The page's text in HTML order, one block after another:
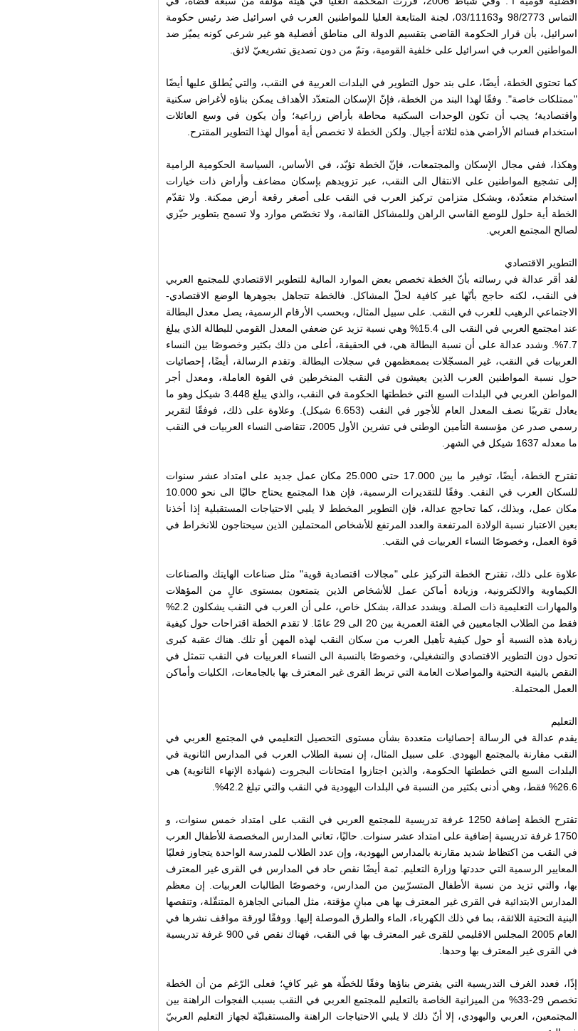
التماس 98/2773 و03/11163، لجنة المتابعة العليا للمواطنين العرب في اسرائيل ضد رئيس حكومة
اسرائيل، بأن قرار الحكومة القاضي بتقسيم الدولة الى مناطق أفضلية هو غير شرعي كونه يميّز ضد
المواطنين العرب في اسرائيل على خلفية القومية، وتمّ من دون تصديق تشريعيّ لائق.
كما تحتوي الخطة، أيضًا، على بند حول التطوير في البلدات العربية في النقب، والتي يُطلق عليها أيضًا
"ممتلكات خاصة". وفقًا لهذا البند من الخطة، فإنّ الإسكان المتعدّد الأهداف يمكن بناؤه لأغراض سكنية
واقتصادية؛ يجب أن تكون الوحدات السكنية محاطة بأراض زراعية؛ وأن يكون في وسع العائلات
استخدام قسائم الأراضي هذه لثلاثة أجيال. ولكن الخطة لا تخصص أية أموال لهذا التطوير المقترح.
وهكذا، ففي مجال الإسكان والمجتمعات، فإنّ الخطة تؤبّد، في الأساس، السياسة الحكومية الرامية
إلى تشجيع المواطنين على الانتقال الى النقب، عبر تزويدهم بإسكان مضاعف وأراض ذات خيارات
استخدام متعدّدة، وبشكل متزامن تركيز العرب في النقب على أصغر رقعة أرض ممكنة. ولا تقدّم
الخطة أية حلول للوضع القاسي الراهن وللمشاكل القائمة، ولا تخصّص موارد ولا تسمح بتطوير حيّزي
لصالح المجتمع العربي.
التطوير الاقتصادي
لقد أقر عدالة في رسالته بأنّ الخطة تخصص بعض الموارد المالية للتطوير الاقتصادي للمجتمع العربي
في النقب، لكنه حاجج بأنّها غير كافية لحلّ المشاكل. فالخطة تتجاهل بجوهرها الوضع الاقتصادي-
الاجتماعي الرهيب للعرب في النقب. على سبيل المثال، وبحسب الأرقام الرسمية، يصل معدل البطالة
عند امجتمع العربي في النقب الى 15.4% وهي نسبة تزيد عن ضعفي المعدل القومي للبطالة الذي يبلغ
7.7%. وشدد عدالة على أن نسبة البطالة هي، في الحقيقة، أعلى من ذلك بكثير وخصوصًا بين النساء
العربيات في النقب، غير المسجّلات بممعظمهن في سجلات البطالة. وتقدم الرسالة، أيضًا، إحصائيات
حول نسبة المواطنين العرب الذين يعيشون في النقب المنخرطين في القوة العاملة، ومعدل أجر
المواطن العربي في البلدات السبع التي خططتها الحكومة في النقب، والذي يبلغ 3.448 شيكل وهو ما
يعادل تقريبًا نصف المعدل العام للأجور في النقب (6.653 شيكل). وعلاوة على ذلك، فوفقًا لتقرير
رسمي صدر عن مؤسسة التأمين الوطني في تشرين الأول 2005، تتقاضى النساء العربيات في النقب
ما معدله 1637 شيكل في الشهر.
تقترح الخطة، أيضًا، توفير ما بين 17.000 حتى 25.000 مكان عمل جديد على امتداد عشر سنوات
للسكان العرب في النقب. وفقًا للتقديرات الرسمية، فإن هذا المجتمع يحتاج حاليًا الى نحو 10.000
مكان عمل، وبذلك، كما تحاجج عدالة، فإن التطوير المخطط لا يلبي الاحتياجات المستقبلية إذا أخذنا
بعين الاعتبار نسبة الولادة المرتفعة والعدد المرتفع للأشخاص المحتملين الذين سيحتاجون للانخراط في
قوة العمل، وخصوصًا النساء العربيات في النقب.
علاوة على ذلك، تقترح الخطة التركيز على "مجالات اقتصادية قوية" مثل صناعات الهايتك والصناعات
الكيماوية والالكترونية، وزيادة أماكن عمل للأشخاص الذين يتمتعون بمستوى عالٍ من المؤهلات
والمهارات التعليمية ذات الصلة. ويشدد عدالة، بشكل خاص، على أن العرب في النقب يشكلون 2.2%
فقط من الطلاب الجامعيين في الفئة العمرية بين 20 الى 29 عامًا. لا تقدم الخطة اقتراحات حول كيفية
زيادة هذه النسبة أو حول كيفية تأهيل العرب من سكان النقب لهذه المهن أو تلك. هناك عقبة كبرى
تحول دون التطوير الاقتصادي والتشغيلي، وخصوصًا بالنسبة الى النساء العربيات في النقب تتمثل في
النقص بالبنية التحتية والمواصلات العامة التي تربط القرى غير المعترف بها بالجامعات، الكليات وأماكن
العمل المحتملة.
التعليم
يقدم عدالة في الرسالة إحصائيات متعددة بشأن مستوى التحصيل التعليمي في المجتمع العربي في
النقب مقارنة بالمجتمع اليهودي. على سبيل المثال، إن نسبة الطلاب العرب في المدارس الثانوية في
البلدات السبع التي خططتها الحكومة، والذين اجتازوا امتحانات البجروت (شهادة الإنهاء الثانوية) هي
26.6% فقط، وهي أدنى بكثير من النسبة في البلدات اليهودية في النقب والتي تبلغ 42.2%.
تقترح الخطة إضافة 1250 غرفة تدريسية للمجتمع العربي في النقب على امتداد خمس سنوات، و
1750 غرفة تدريسية إضافية على امتداد عشر سنوات. حاليًا، تعاني المدارس المخصصة للأطفال العرب
في النقب من اكتظاظ شديد مقارنة بالمدارس اليهودية، وإن عدد الطلاب للمدرسة الواحدة يتجاوز فعليًا
المعايير الرسمية التي حددتها وزارة التعليم. ثمة أيضًا نقص حاد في المدارس في القرى غير المعترف
بها، والتي تزيد من نسبة الأطفال المتسرّبين من المدارس، وخصوصًا الطالبات العربيات. إن معظم
المدارس الابتدائية في القرى غير المعترف بها هي مبانٍ مؤقتة، مثل المباني الجاهزة المتنقّلة، وتنقصها
البنية التحتية اللائقة، بما في ذلك الكهرباء، الماء والطرق الموصلة إليها. ووفقًا لورقة مواقف نشرها في
العام 2005 المجلس الاقليمي للقرى غير المعترف بها في النقب، فهناك نقص في 900 غرفة تدريسية
في القرى غير المعترف بها وحدها.
إذًا، فعدد الغرف التدريسية التي يفترض بناؤها وفقًا للخطّة هو غير كافٍ؛ فعلى الرّغم من أن الخطة
تخصص 29-33% من الميزانية الخاصة بالتعليم للمجتمع العربي في النقب بسبب الفجوات الراهنة بين
المجتمعين، العربي واليهودي، إلا أنّ ذلك لا يلبي الاحتياجات الراهنة والمستقبليّة لجهاز التعليم العربيّ